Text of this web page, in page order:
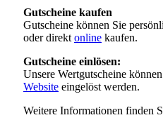
Gutscheine kaufen
Gutscheine können Sie
oder direkt online kaufen.
Gutscheine einlösen:
Unsere Wertgutscheine
Website eingelöst werden.
Weitere Informationen finden